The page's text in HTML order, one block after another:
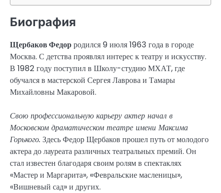
Биография
Щербаков Федорродился 9 июля 1963 года в городе
Москва. С детства проявлял интерес к театру и искусству.
В 1982 году поступил в Школу-студию МХАТ, где
обучался в мастерской Сергея Лаврова и Тамары
Михайловны Макаровой.
Свою профессиональную карьеру актер начал в
Московском драматическом театре имени Максима
Горького. Здесь Федор Щербаков прошел путь от молодого
актера до лауреата различных театральных премий. Он
стал известен благодаря своим ролям в спектаклях
«Мастер и Маргарита», «Февральские масленицы»,
«Вишневый сад» и других.